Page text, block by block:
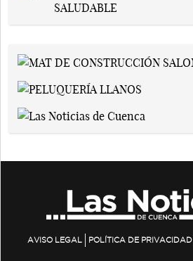
AVISO LEGAL POLÍTICA DE PRIVACIDAD